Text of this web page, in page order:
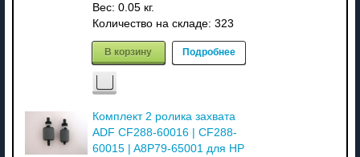
Вес: 0.05 кг.
Количество на складе: 323
В корзину Подробнее
Комплект 2 ролика захвата
ADF CF288-60016 | CF288-
60015 | A8P79-65001 для HP